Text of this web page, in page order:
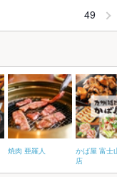
49
焼肉 亜羅人
かば屋 富士
店